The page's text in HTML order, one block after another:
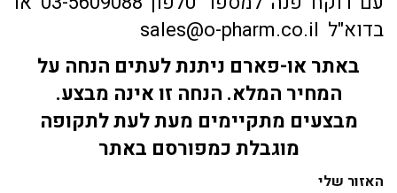
בדוא"ל sales@o-pharm.co.il
באתר או-פארם ניתנת לעתים הנחה על
המחיר המלא. הנחה זו אינה מבצע.
מבצעים מתקיימים מעת לעת לתקופה
מוגבלת כמפורסם באתר
האזור שלי